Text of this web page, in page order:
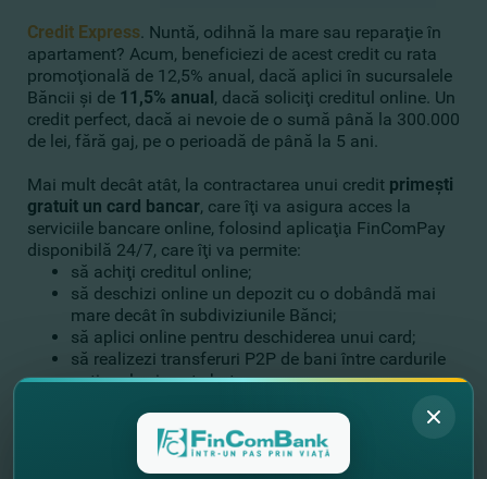
Credit Express. Nuntă, odihnă la mare sau reparaţie în
apartament? Acum, beneficiezi de acest credit cu rata
promoţională de 12,5% anual, dacă aplici în sucursalele
Băncii şi de 11,5% anual, dacă soliciţi creditul online. Un
credit perfect, dacă ai nevoie de o sumă până la 300.000
de lei, fără gaj, pe o perioadă de până la 5 ani.
Mai mult decât atât, la contractarea unui credit primeşti
gratuit un card bancar, care îţi va asigura acces la
serviciile bancare online, folosind aplicaţia FinComPay
disponibilă 24/7, care îţi va permite:
să achiţi creditul online;
să deschizi online un depozit cu o dobândă mai
mare decât în subdiviziunile Bănci;
să aplici online pentru deschiderea unui card;
să realizezi transferuri P2P de bani între cardurile
naţionale şi peste hotare;
expediate prin Western Union, Ria Money Transfer,
Zolotaya Korona, Contact, Unistream;
să achiţi facturile online şi multe altele.